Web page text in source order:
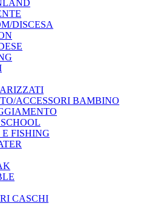
DISCESA
ACCESSORI BAMBINO
FISHING
CASCHI